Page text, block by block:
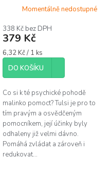
Momentálně nedostupné
338 Kč bez DPH
379 Kč
Měrná
cena:
6,32 Kč / 1 ks
DO KOŠÍKU
Co si k té psychické pohodě
malinko pomoct? Tulsi je pro to
tím pravým a osvědčeným
pomocníkem, její účinky byly
odhaleny již velmi dávno.
Pomáhá zvládat a zároveň i
redukovat...